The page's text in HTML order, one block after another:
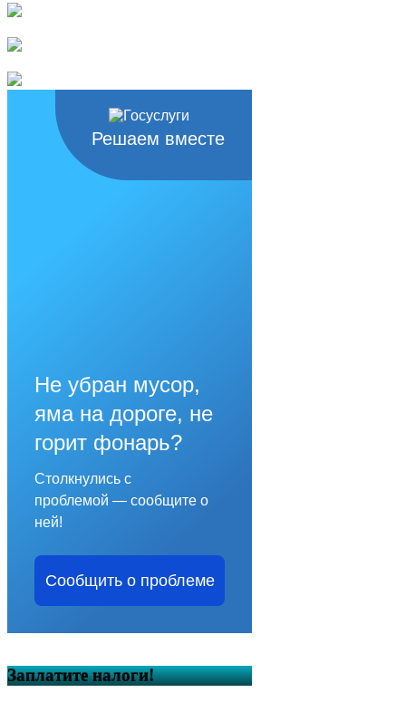
Решаем вместе
Не убран мусор,
яма на дороге, не
горит фонарь?
Столкнулись с
проблемой — сообщите о
ней!
Сообщить о проблеме
Заплатите налоги!